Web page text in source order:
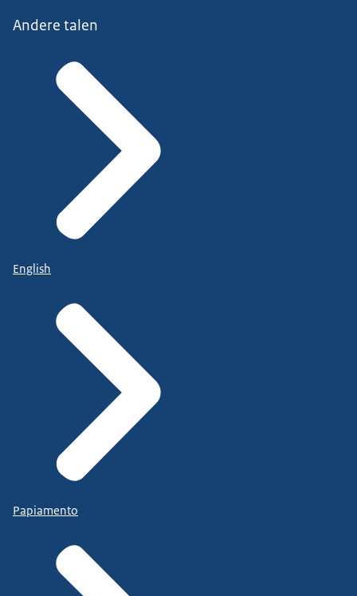
Andere talen
English
Papiamento